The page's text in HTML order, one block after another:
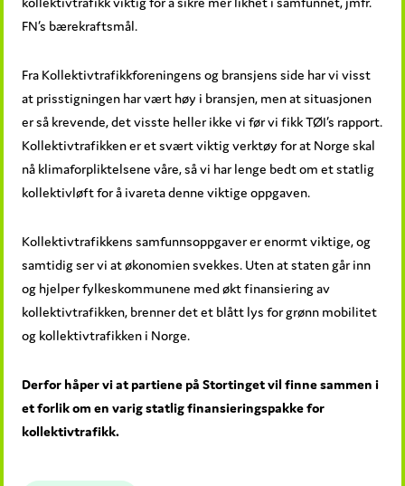
FN’s bærekraftsmål.
Fra Kollektivtrafikkforeningens og bransjens side har vi visst
at prisstigningen har vært høy i bransjen, men at situasjonen
er så krevende, det visste heller ikke vi før vi fikk TØI’s rapport.
Kollektivtrafikken er et svært viktig verktøy for at Norge skal
nå klimaforpliktelsene våre, så vi har lenge bedt om et statlig
kollektivløft for å ivareta denne viktige oppgaven.
Kollektivtrafikkens samfunnsoppgaver er enormt viktige, og
samtidig ser vi at økonomien svekkes. Uten at staten går inn
og hjelper fylkeskommunene med økt finansiering av
kollektivtrafikken, brenner det et blått lys for grønn mobilitet
og kollektivtrafikken i Norge.
Derfor håper vi at partiene på Stortinget vil finne sammen i
et forlik om en varig statlig finansieringspakke for
kollektivtrafikk.